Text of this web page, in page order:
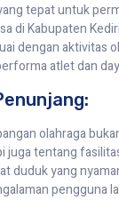
tepat untuk
di Kabupaten
dengan aktivitas
atlet dan
olahraga
juga tentang
duduk yang
pengguna